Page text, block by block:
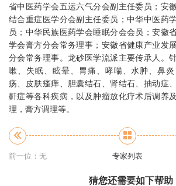
省中医药学会五运六气分会副主任委员；安
结合重症医学分会副主任委员；中华中医药
员；中华民族医药学会睡眠分会会员；安徽
学会膏方分会常务理事；安徽省健康产业发
分会常务理事。龙砂医学流派主要传承人。
嗽、失眠、眩晕、胃痛、哮喘、水肿、鼻
疡、皮肤瘙痒、胆囊结石、肾结石、抽动症
鼾症等各科疾病，以及肿瘤放化疗术后调养
理，膏方调理等。
前一位：无 专家列表
猜您还需要如下帮助